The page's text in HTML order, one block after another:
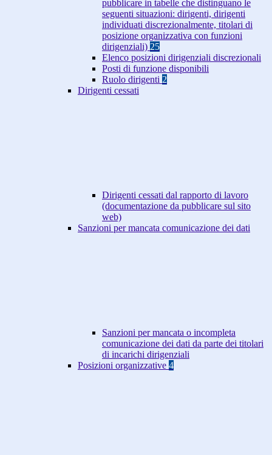
pubblicare in tabelle che distinguano le
seguenti situazioni: dirigenti, dirigenti
individuati discrezionalmente, titolari di
posizione organizzativa con funzioni
dirigenziali) 25
Elenco posizioni dirigenziali discrezionali
Posti di funzione disponibili
Ruolo dirigenti 2
Dirigenti cessati
Dirigenti cessati dal rapporto di lavoro
(documentazione da pubblicare sul sito
web)
Sanzioni per mancata comunicazione dei dati
Sanzioni per mancata o incompleta
comunicazione dei dati da parte dei titolari
di incarichi dirigenziali
Posizioni organizzative 4